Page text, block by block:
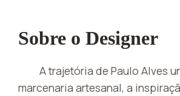
Sobre o Designer
A trajetória de Paulo Alves
marcenaria artesanal, a